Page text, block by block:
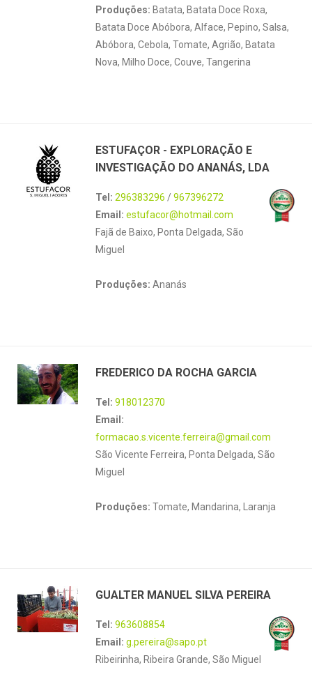
Produções: Batata, Batata Doce Roxa,
Batata Doce Abóbora, Alface, Pepino, Salsa,
Abóbora, Cebola, Tomate, Agrião, Batata
Nova, Milho Doce, Couve, Tangerina
ESTUFAÇOR - EXPLORAÇÃO E
INVESTIGAÇÃO DO ANANÁS, LDA
Tel: 296383296 /967396272
Email: estufacor@hotmail.com
Fajã de Baixo, Ponta Delgada, São
Miguel
Produções: Ananás
FREDERICO DA ROCHA GARCIA
Tel: 918012370
Email:
formacao.s.vicente.ferreira@gmail.com
São Vicente Ferreira, Ponta Delgada, São
Miguel
Produções: Tomate, Mandarina, Laranja
GUALTER MANUEL SILVA PEREIRA
Tel: 963608854
Email: g.pereira@sapo.pt
Ribeirinha, Ribeira Grande, São Miguel